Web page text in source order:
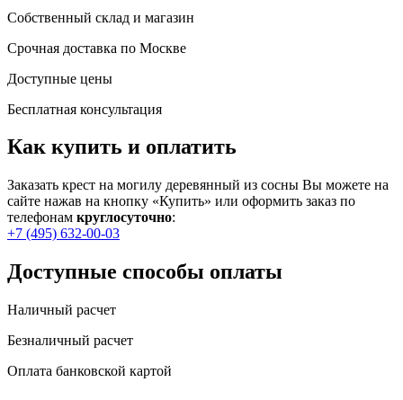
Собственный склад и магазин
Срочная доставка по Москве
Доступные цены
Бесплатная консультация
Как купить и оплатить
Заказать крест на могилу деревянный из сосны Вы можете на
сайте нажав на кнопку «Купить» или оформить заказ по
телефонам круглосуточно:
+7 (495) 632-00-03
Доступные способы оплаты
Наличный расчет
Безналичный расчет
Оплата банковской картой